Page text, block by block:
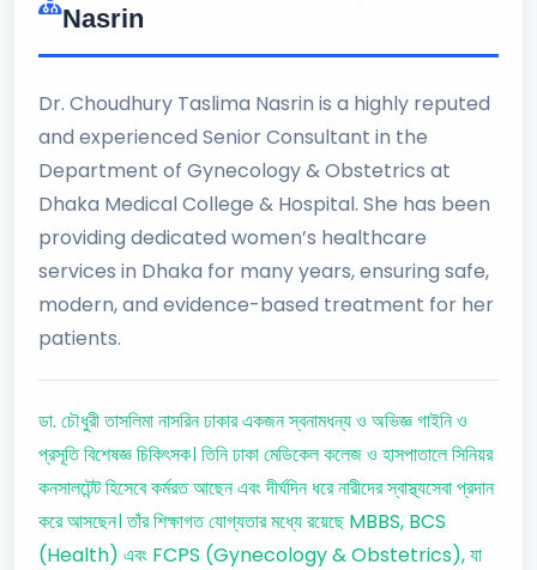
Nasrin
Dr. Choudhury Taslima Nasrin is a highly reputed
and experienced Senior Consultant in the
Department of Gynecology & Obstetrics at
Dhaka Medical College & Hospital. She has been
providing dedicated women’s healthcare
services in Dhaka for many years, ensuring safe,
modern, and evidence-based treatment for her
patients.
ডা. চৌধুরী তাসলিমা নাসরিন ঢাকার একজন স্বনামধন্য ও অভিজ্ঞ গাইনি ও
প্রসূতি বিশেষজ্ঞ চিকিৎসক। তিনি ঢাকা মেডিকেল কলেজ ও হাসপাতালে সিনিয়র
কনসালটেন্ট হিসেবে কর্মরত আছেন এবং দীর্ঘদিন ধরে নারীদের স্বাস্থ্যসেবা প্রদান
করে আসছেন। তাঁর শিক্ষাগত যোগ্যতার মধ্যে রয়েছে MBBS, BCS
(Health) এবং FCPS (Gynecology & Obstetrics), যা